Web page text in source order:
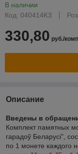
В наличии
Код: 040414K3
330,80 руб./
Описание
Введены в
Комплект памятных
гарадоў Беларусі",
по 1 монете каждого